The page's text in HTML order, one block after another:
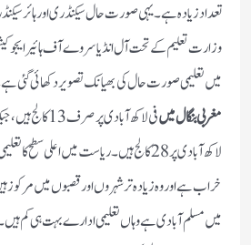
تعداد زیادہ ہے۔یہی صورت حال سیکنڈری اور ہائر
وزارت تعلیم کے تحت آل انڈیا سروے آف ہائیر
میں تعلیمی صورت حال کی بھیانک تصویر دکھائی گئی
مغربی بنگال میں
فی لاکھ آبادی
لاکھ آبادی پر 28 کالج ہیں۔ ریاست میں اعلی
خراب ہے اور وہ زیادہ تر شہروں اور قصبوں میں